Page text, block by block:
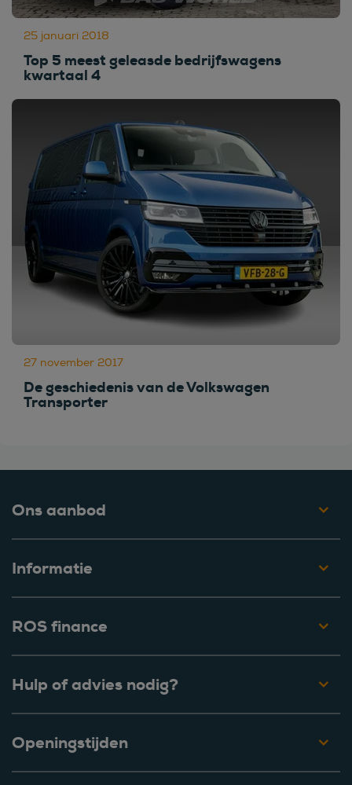
25 januari 2018
Top 5 meest geleasde bedrijfswagens
kwartaal 4
27 november 2017
De geschiedenis van de Volkswagen
Transporter
Ons aanbod
Informatie
ROS finance
Hulp of advies nodig?
Openingstijden